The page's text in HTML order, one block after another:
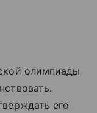
олимпиады
его